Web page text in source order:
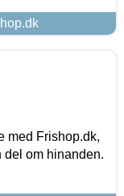
med Frishop.dk,
del om hinanden.